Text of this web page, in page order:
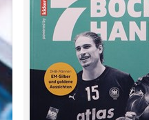
keine eingestellten Titel
nur Titel im Angebot